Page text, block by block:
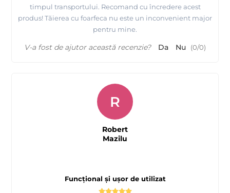
timpul transportului. Recomand cu încredere acest
produs! Tăierea cu foarfeca nu este un inconvenient major
pentru mine.
V-a fost de ajutor această recenzie? Da Nu (0/0)
Funcțional și ușor de utilizat
R
Robert
Mazilu